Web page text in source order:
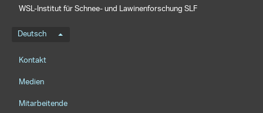
WSL-Institut für Schnee- und Lawinenforschung SLF
Sprachmenü
Deutsch
Footernavigation
Kontakt
Medien
Mitarbeitende